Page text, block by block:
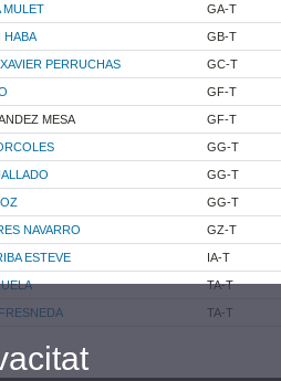
MULET GA-T
HABA GB-T
PERRUCHAS GC-T
GF-T
MESA GF-T
GG-T
GG-T
GG-T
NAVARRO GZ-T
ESTEVE IA-T
TA-T
TA-T